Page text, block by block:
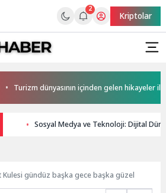
2
Kriptolar
Turizm dünyasının içinden gelen hikayeler ile
Sosyal Medya ve Teknoloji: Dijital
Kulesi gündüz başka gece başka güzel